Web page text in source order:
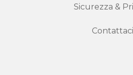
Sicurezza &
Contattaci